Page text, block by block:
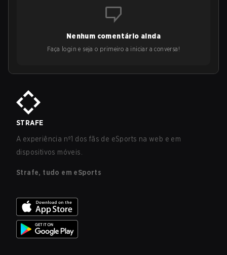
Nenhum comentário ainda
Faça login e seja o primeiro a iniciar a conversa!
STRAFE
A experiência nº1 dos fãs de eSports na web e em
dispositivos móveis.
Strafe, tudo em eSports